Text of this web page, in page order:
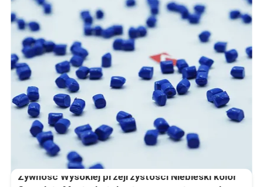
Żywność Wysokiej przejrzystości Niebieski kolor